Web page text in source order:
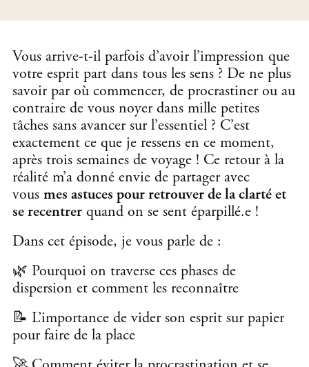
Vous arrive-t-il parfois d’avoir l’impression que
votre esprit part dans tous les sens ? De ne plus
savoir par où commencer, de procrastiner ou au
contraire de vous noyer dans mille petites
tâches sans avancer sur l’essentiel ? C’est
exactement ce que je ressens en ce moment,
après trois semaines de voyage ! Ce retour à la
réalité m’a donné envie de partager avec
vous mes astuces pour retrouver de la clarté et
se recentrer quand on se sent éparpillé.e !
Dans cet épisode, je vous parle de :
🌿 Pourquoi on traverse ces phases de
dispersion et comment les reconnaître
📝 L’importance de vider son esprit sur papier
pour faire de la place